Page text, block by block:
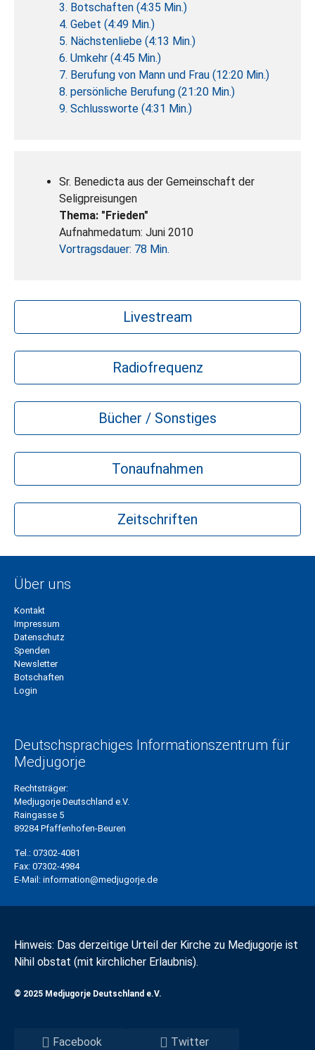
3. Botschaften (4:35 Min.)
4. Gebet (4:49 Min.)
5. Nächstenliebe (4:13 Min.)
6. Umkehr (4:45 Min.)
7. Berufung von Mann und Frau (12:20 Min.)
8. persönliche Berufung (21:20 Min.)
9. Schlussworte (4:31 Min.)
Sr. Benedicta aus der Gemeinschaft der
Seligpreisungen
Thema: "Frieden"
Aufnahmedatum: Juni 2010
Vortragsdauer: 78 Min.
Livestream
Radiofrequenz
Bücher / Sonstiges
Tonaufnahmen
Zeitschriften
Über uns
Kontakt
Impressum
Datenschutz
Spenden
Newsletter
Botschaften
Login
Deutschsprachiges Informationszentrum für
Medjugorje
Rechtsträger:
Medjugorje Deutschland e.V.
Raingasse 5
89284 Pfaffenhofen-Beuren
Tel.: 07302-4081
Fax: 07302-4984
E-Mail: information@medjugorje.de
Hinweis: Das derzeitige Urteil der Kirche zu Medjugorje ist
Nihil obstat (mit kirchlicher Erlaubnis).
© 2025 Medjugorje Deutschland e.V.
Facebook Twitter